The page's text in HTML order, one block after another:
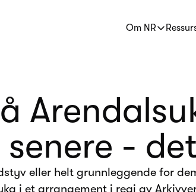
Om NR
-
eller helt grunnleggende for
i et arrangement i regi av